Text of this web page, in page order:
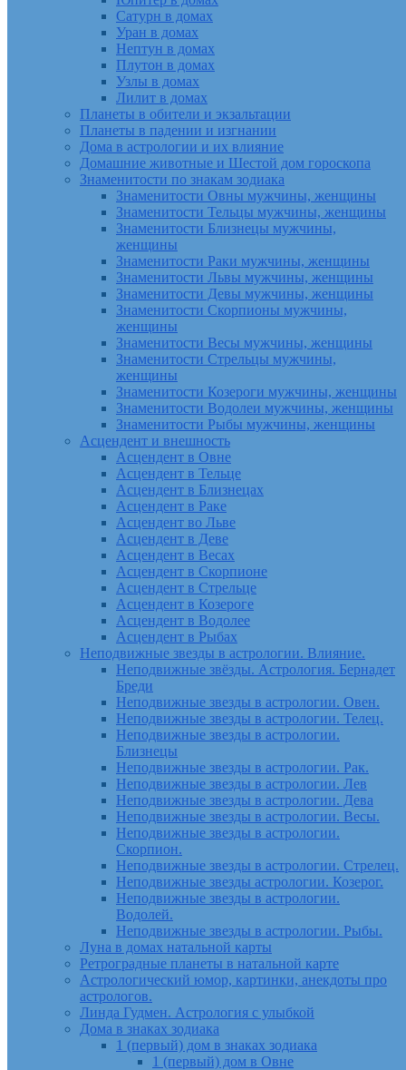
Сатурн в домах
Уран в домах
Нептун в домах
Плутон в домах
Узлы в домах
Лилит в домах
Планеты в обители и экзальтации
Планеты в падении и изгнании
Дома в астрологии и их влияние
Домашние животные и Шестой дом гороскопа
Знаменитости по знакам зодиака
Знаменитости Овны мужчины, женщины
Знаменитости Тельцы мужчины, женщины
Знаменитости Близнецы мужчины,
женщины
Знаменитости Раки мужчины, женщины
Знаменитости Львы мужчины, женщины
Знаменитости Девы мужчины, женщины
Знаменитости Скорпионы мужчины,
женщины
Знаменитости Весы мужчины, женщины
Знаменитости Стрельцы мужчины,
женщины
Знаменитости Козероги мужчины, женщины
Знаменитости Водолеи мужчины, женщины
Знаменитости Рыбы мужчины, женщины
Асцендент и внешность
Асцендент в Овне
Асцендент в Тельце
Асцендент в Близнецах
Асцендент в Раке
Асцендент во Льве
Асцендент в Деве
Асцендент в Весах
Асцендент в Скорпионе
Асцендент в Стрельце
Асцендент в Козероге
Асцендент в Водолее
Асцендент в Рыбах
Неподвижные звезды в астрологии. Влияние.
Неподвижные звёзды. Астрология. Бернадет
Бреди
Неподвижные звезды в астрологии. Овен.
Неподвижные звезды в астрологии. Телец.
Неподвижные звезды в астрологии.
Близнецы
Неподвижные звезды в астрологии. Рак.
Неподвижные звезды в астрологии. Лев
Неподвижные звезды в астрологии. Дева
Неподвижные звезды в астрологии. Весы.
Неподвижные звезды в астрологии.
Скорпион.
Неподвижные звезды в астрологии. Стрелец.
Неподвижные звезды астрологии. Козерог.
Неподвижные звезды в астрологии.
Водолей.
Неподвижные звезды в астрологии. Рыбы.
Луна в домах натальной карты
Ретроградные планеты в натальной карте
Астрологический юмор, картинки, анекдоты про
астрологов.
Линда Гудмен. Астрология с улыбкой
Дома в знаках зодиака
1 (первый) дом в знаках зодиака
1 (первый) дом в Овне